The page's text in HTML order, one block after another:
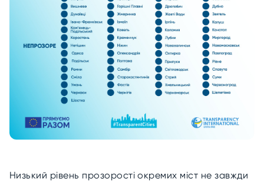
Низький рівень прозорості окремих міст не завжди